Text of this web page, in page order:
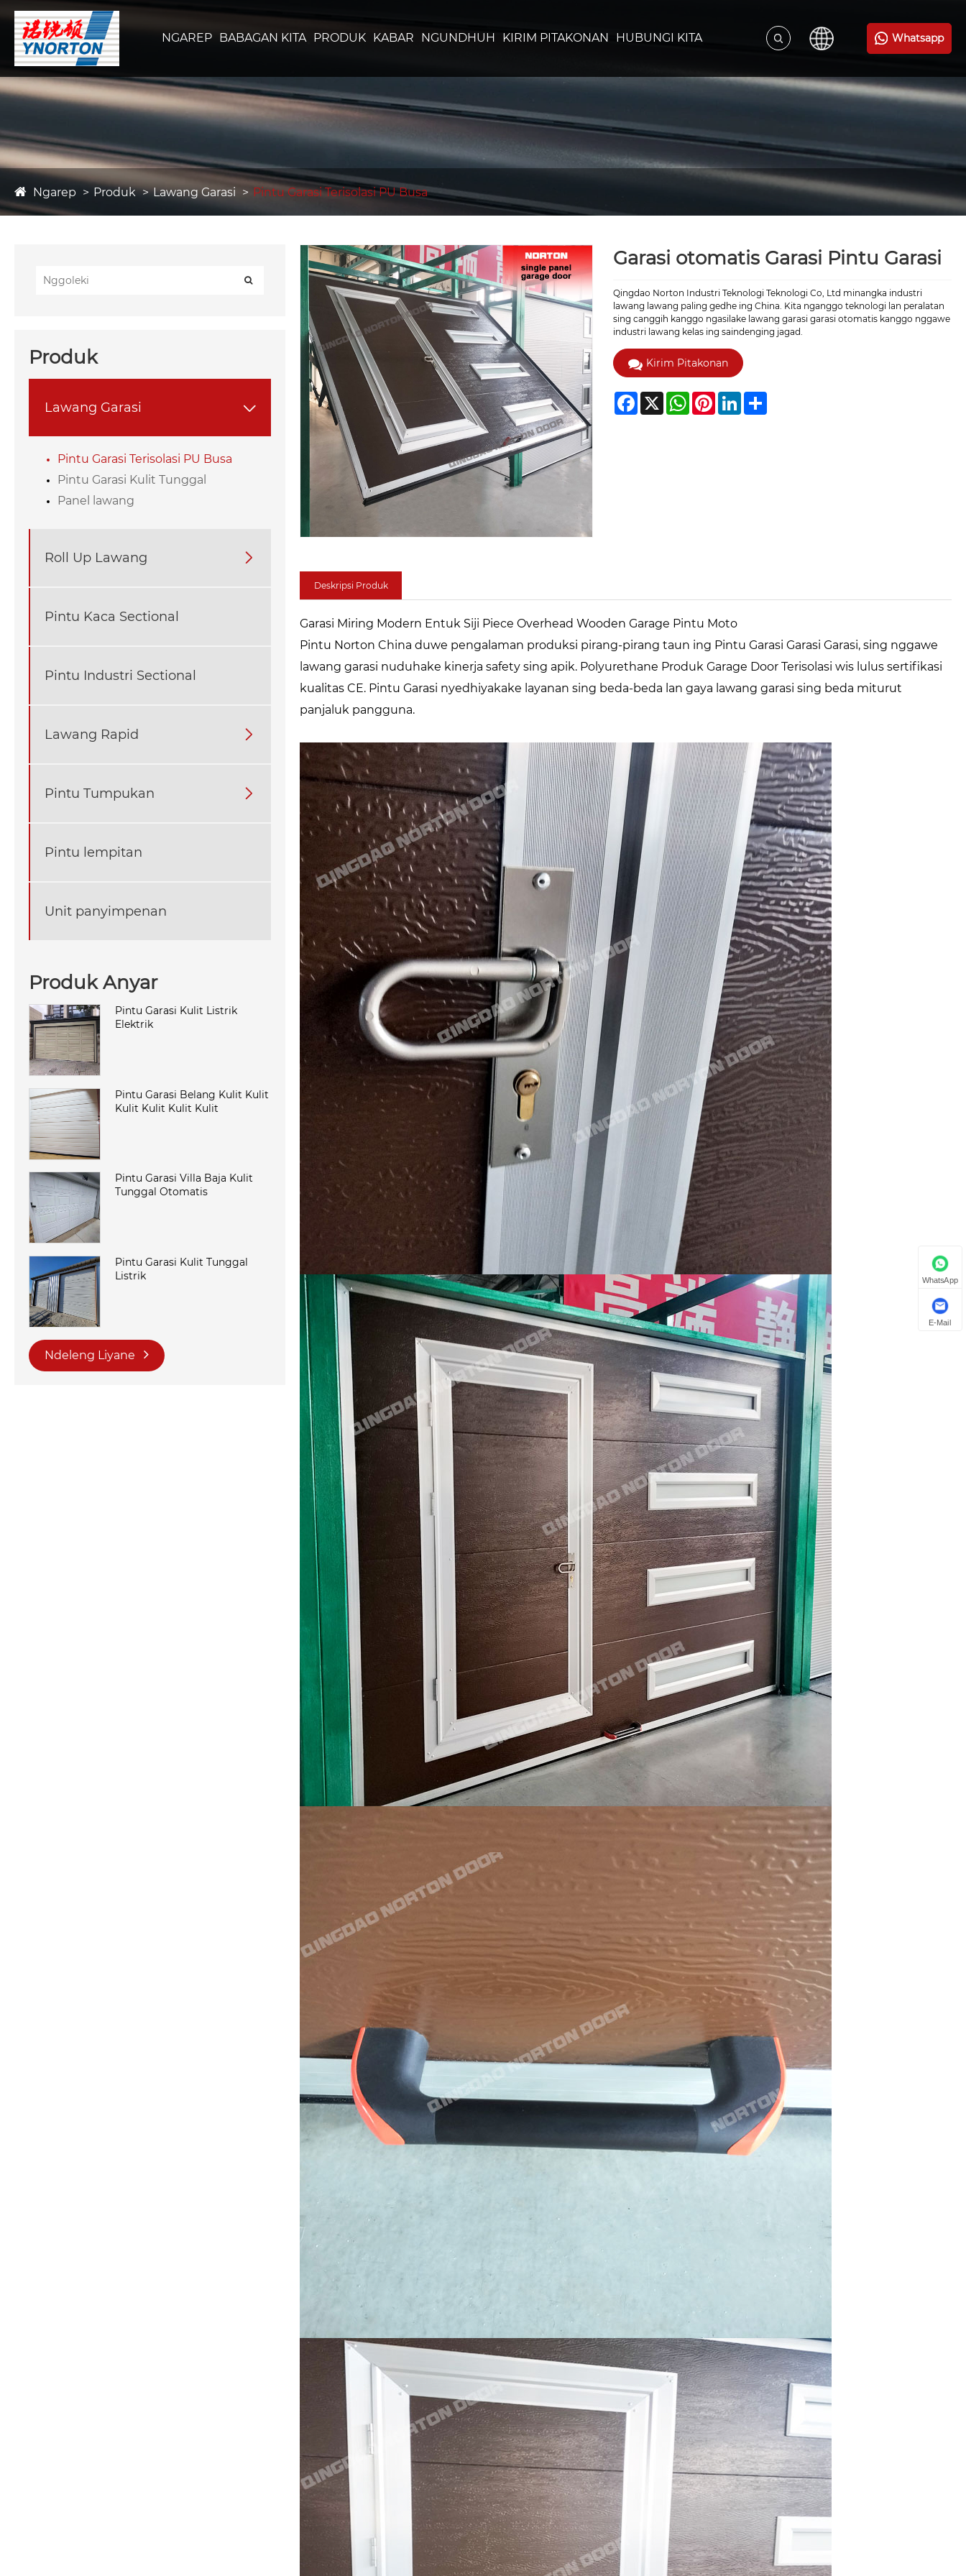
NGAREP BABAGAN KITA PRODUK KABAR NGUNDHUH KIRIM PITAKONAN HUBUNGI KITA Whatsapp
Ngarep Produk Lawang Garasi Pintu Garasi Terisolasi PU Busa
Produk
Lawang Garasi 
Pintu Garasi Terisolasi PU Busa
Pintu Garasi Kulit Tunggal
Panel lawang
Roll Up Lawang 
Pintu Kaca Sectional
Pintu Industri Sectional
Lawang Rapid 
Pintu Tumpukan 
Pintu lempitan
Unit panyimpenan
Produk Anyar
Pintu Garasi Kulit Listrik
Elektrik
Pintu Garasi Belang Kulit Kulit
Kulit Kulit Kulit Kulit
Pintu Garasi Villa Baja Kulit
Tunggal Otomatis
Pintu Garasi Kulit Tunggal
Listrik
Ndeleng Liyane
Garasi otomatis Garasi Pintu Garasi
Qingdao Norton Industri Teknologi Teknologi Co, Ltd minangka industri
lawang lawang paling gedhe ing China. Kita nganggo teknologi lan peralatan
sing canggih kanggo ngasilake lawang garasi garasi otomatis kanggo nggawe
industri lawang kelas ing saindenging jagad.
Kirim Pitakonan
Facebook
X WhatsAppPinterestLinkedInShare
Deskripsi Produk
Garasi Miring Modern Entuk Siji Piece Overhead Wooden Garage Pintu Moto
Pintu Norton China duwe pengalaman produksi pirang-pirang taun ing Pintu Garasi Garasi Garasi, sing nggawe
lawang garasi nuduhake kinerja safety sing apik. Polyurethane Produk Garage Door Terisolasi wis lulus sertifikasi
kualitas CE. Pintu Garasi nyedhiyakake layanan sing beda-beda lan gaya lawang garasi sing beda miturut
panjaluk pangguna.
WhatsApp
E-Mail